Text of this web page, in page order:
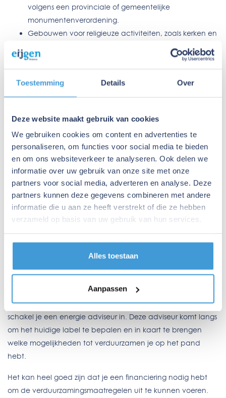
Toestemming Details Over
Deze website maakt gebruik van cookies
We gebruiken cookies om content en advertenties te
personaliseren, om functies voor social media te bieden
en om ons websiteverkeer te analyseren. Ook delen we
informatie over uw gebruik van onze site met onze
partners voor social media, adverteren en analyse. Deze
partners kunnen deze gegevens combineren met andere
informatie die u aan ze heeft verstrekt of die ze hebben
verzameld op basis van uw gebruik van hun services.
Alles toestaan
Aanpassen
volgens een provinciale of gemeentelijke
monumentenverordening.
Gebouwen voor religieuze activiteiten, zoals kerken en
Vrijstaande gebouwen met een gebruiksoppervlakte
woonwagen.
(Agrarische) bedrijfspanden bedoeld voor opslag of
Gebouwen die ten hoogste 2 jaar in gebruik zijn, zoals
bouwketen, noodwinkels en noodlokalen bij scholen.
Recreatiewoningen die minder dan 4 maanden per
jaar in gebruik zijn. En met een verwacht
energieverbruik van minder dan 25% van het verbruik
bij permanent gebruik.
Gebouwen die geen energie gebruiken om het
klimaat binnen te regelen, zoals schuren of garages
energielabel. Je kunt op EP-Online
of C? Dan hoef je op dit moment niets te doen. Heb je een
lager energielabel dan is er werk aan de winkel. Een
energielabel mag niet meer online verstrekt worden, hiervoor
schakel je een energie adviseur in. Deze adviseur komt langs
om het huidige label te bepalen en in kaart te brengen
welke mogelijkheden tot verduurzamen je op het pand
hebt.
Het kan heel goed zijn dat je een financiering nodig hebt
om de verduurzamingsmaatregelen uit te kunnen voeren.